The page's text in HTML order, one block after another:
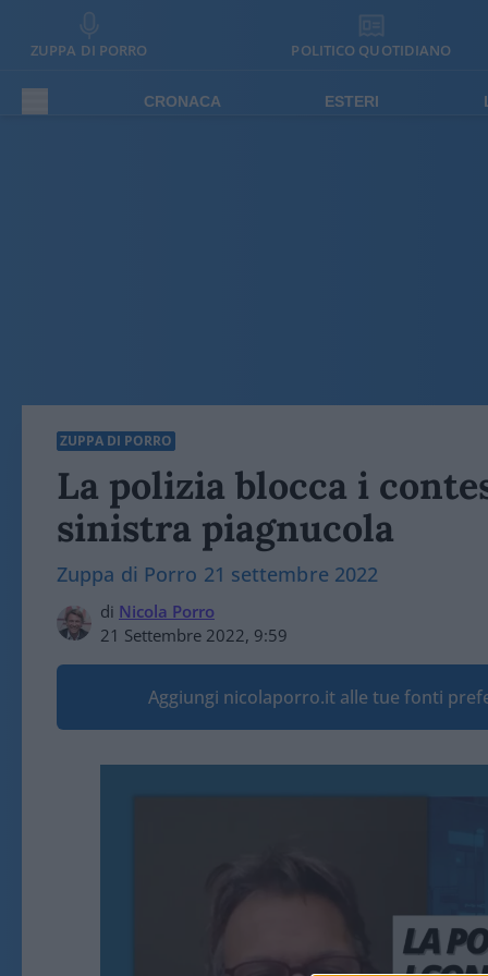
ZUPPA DI PORRO POLITICO QUOTIDIANO
CRONACA ESTERI
ZUPPA DI PORRO
La polizia blocca i
sinistra piagnucola
Zuppa di Porro 21 settembre 2022
di Nicola Porro
21 Settembre 2022, 9:59
Aggiungi nicolaporro.it alle tue fonti